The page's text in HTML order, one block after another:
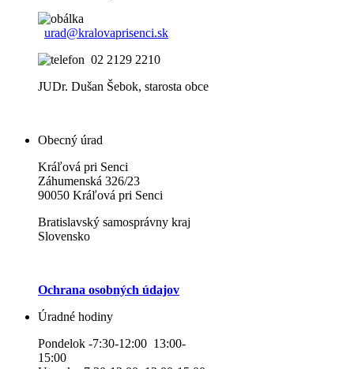
urad@kralovaprisenci.sk
02 2129 2210
JUDr. Dušan Šebok, starosta obce
Obecný úrad
Kráľová pri Senci
Záhumenská 326/23
90050 Kráľová pri Senci
Bratislavský samosprávny kraj
Slovensko
Ochrana osobných údajov
Úradné hodiny
Pondelok -7:30-12:00 13:00-
15:00